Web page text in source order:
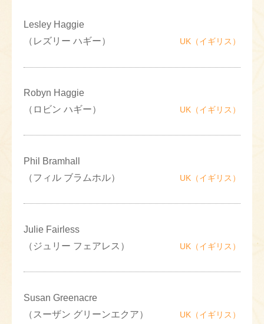
Lesley Haggie
（レズリー ハギー）
UK（イギリス）
Robyn Haggie
（ロビン ハギー）
UK（イギリス）
Phil Bramhall
（フィル ブラムホル）
UK（イギリス）
Julie Fairless
（ジュリー フェアレス）
UK（イギリス）
Susan Greenacre
（スーザン グリーンエクア）
UK（イギリス）